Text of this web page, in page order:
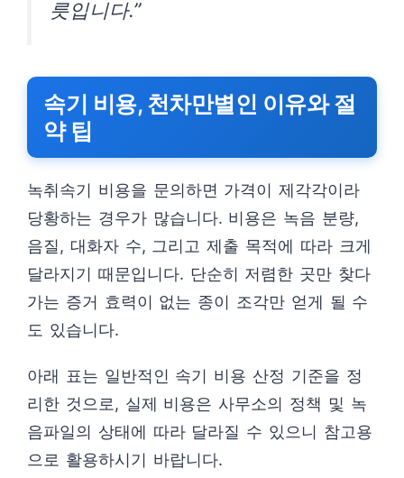
릇입니다.”
속기 비용, 천차만별인 이유와 절
약 팁
녹취속기 비용을 문의하면 가격이 제각각이라
당황하는 경우가 많습니다. 비용은 녹음 분량,
음질, 대화자 수, 그리고 제출 목적에 따라 크게
달라지기 때문입니다. 단순히 저렴한 곳만 찾다
가는 증거 효력이 없는 종이 조각만 얻게 될 수
도 있습니다.
아래 표는 일반적인 속기 비용 산정 기준을 정
리한 것으로, 실제 비용은 사무소의 정책 및 녹
음파일의 상태에 따라 달라질 수 있으니 참고용
으로 활용하시기 바랍니다.